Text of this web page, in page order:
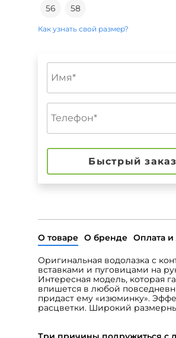
56
58
Как узнать свой размер?
Быстрый заказ
О товаре О бренде Оплата и
Оригинальная водолазка с
вставками и пуговицами на
Интересная модель, которая
впишется в любой
придаст ему «изюминку».
расцветки. Широкий